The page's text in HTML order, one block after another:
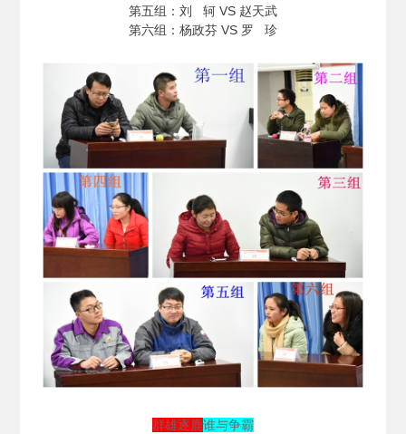
第五组：刘 轲 VS 赵天武
第六组：杨政芬 VS 罗 珍
群雄逐鹿谁与争霸